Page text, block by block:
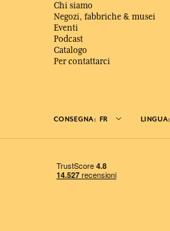
Chi siamo
Negozi, fabbriche & musei
Eventi
Podcast
Catalogo
Per contattarci
CONSEGNA: FR LINGUA: